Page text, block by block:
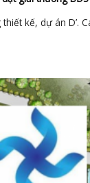
kế, dự án D’.